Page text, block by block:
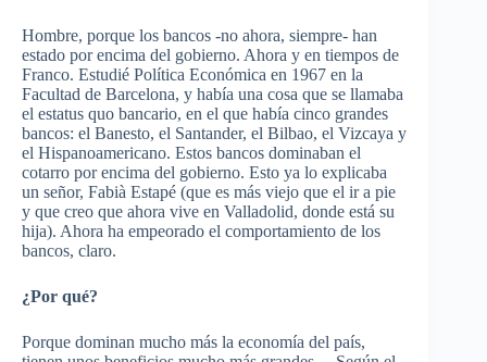
Hombre, porque los bancos -no ahora, siempre- han
estado por encima del gobierno. Ahora y en tiempos de
Franco. Estudié Política Económica en 1967 en la
Facultad de Barcelona, y había una cosa que se llamaba
el estatus quo bancario, en el que había cinco grandes
bancos: el Banesto, el Santander, el Bilbao, el Vizcaya y
el Hispanoamericano. Estos bancos dominaban el
cotarro por encima del gobierno. Esto ya lo explicaba
un señor, Fabià Estapé (que es más viejo que el ir a pie
y que creo que ahora vive en Valladolid, donde está su
hija). Ahora ha empeorado el comportamiento de los
bancos, claro.
¿Por qué?
Porque dominan mucho más la economía del país,